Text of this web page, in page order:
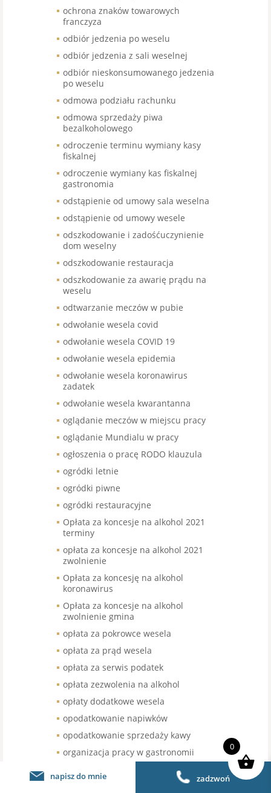
ochrona znaków towarowych
franczyza
odbiór jedzenia po weselu
odbiór jedzenia z sali weselnej
odbiór nieskonsumowanego jedzenia
po weselu
odmowa podziału rachunku
odmowa sprzedaży piwa
bezalkoholowego
odroczenie terminu wymiany kasy
fiskalnej
odroczenie wymiany kas fiskalnej
gastronomia
odstąpienie od umowy sala weselna
odstąpienie od umowy wesele
odszkodowanie i zadośćuczynienie
dom weselny
odszkodowanie restauracja
odszkodowanie za awarię prądu na
weselu
odtwarzanie meczów w pubie
odwołanie wesela covid
odwołanie wesela COVID 19
odwołanie wesela epidemia
odwołanie wesela koronawirus
zadatek
odwołanie wesela kwarantanna
oglądanie meczów w miejscu pracy
oglądanie Mundialu w pracy
ogłoszenia o pracę RODO klauzula
ogródki letnie
ogródki piwne
ogródki restauracyjne
Opłata za koncesje na alkohol 2021
terminy
opłata za koncesje na alkohol 2021
zwolnienie
Opłata za koncesję na alkohol
koronawirus
Opłata za koncesje na alkohol
zwolnienie gmina
opłata za pokrowce wesela
opłata za prąd wesela
opłata za serwis podatek
opłata zezwolenia na alkohol
opłaty dodatkowe wesela
opodatkowanie napiwków
opodatkowanie sprzedaży kawy
organizacja pracy w gastronomii
organizacja pracy w restauracji
organizacja urodzin stawka VAT
napisz do mnie zadzwoń
0